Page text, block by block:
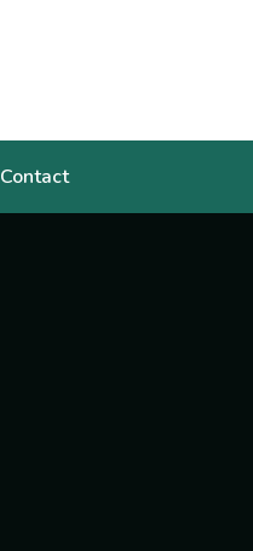
Contact